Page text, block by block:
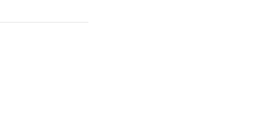
り、争奪戦は早くもデ